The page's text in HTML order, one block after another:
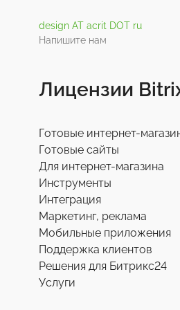
design AT acrit DOT ru
Напишите нам
Лицензии
Готовые интернет-
Готовые сайты
Для интернет-магазина
Инструменты
Интеграция
Маркетинг, реклама
Мобильные приложения
Поддержка клиентов
Решения для Битрикс24
Услуги